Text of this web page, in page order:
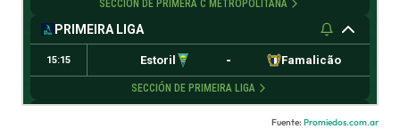
Fuente: Promiedos.com.ar